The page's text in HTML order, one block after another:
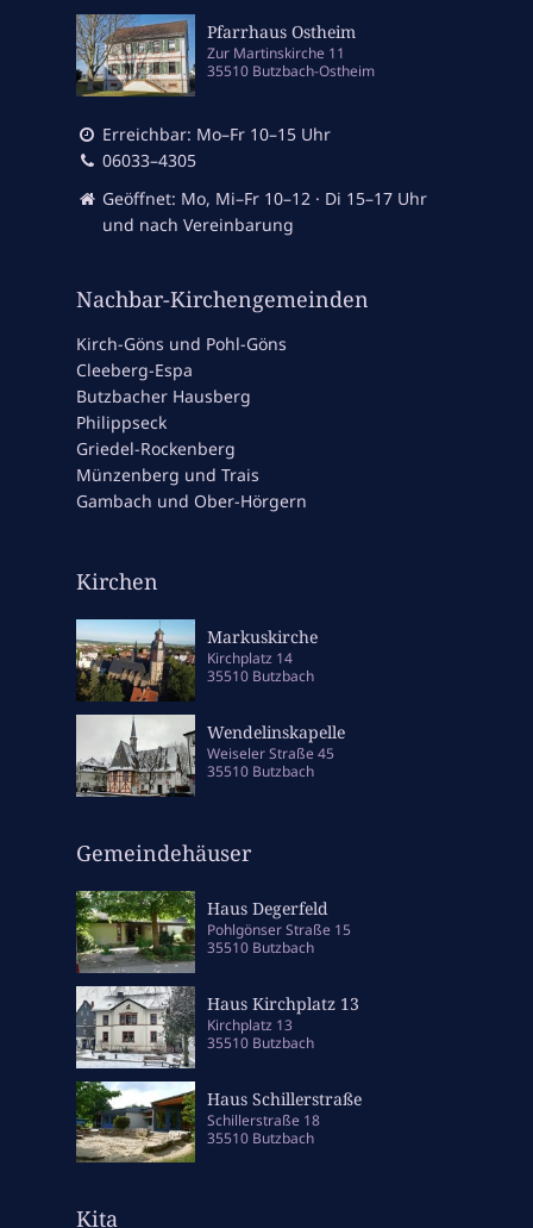
Pfarrhaus Ostheim
Zur Martinskirche 11
35510 Butzbach-Ostheim
Erreichbar: Mo–Fr 10–15 Uhr
06033–4305
Geöffnet: Mo, Mi–Fr 10–12 · Di 15–17 Uhr
und nach Vereinbarung
Nachbar-Kirchengemeinden
Kirch-Göns und Pohl-Göns
Cleeberg-Espa
Butzbacher Hausberg
Philippseck
Griedel-Rockenberg
Münzenberg und Trais
Gambach und Ober-Hörgern
Kirchen
Markuskirche
Kirchplatz 14
35510 Butzbach
Wendelinskapelle
Weiseler Straße 45
35510 Butzbach
Gemeindehäuser
Haus Degerfeld
Pohlgönser Straße 15
35510 Butzbach
Haus Kirchplatz 13
Kirchplatz 13
35510 Butzbach
Haus Schillerstraße
Schillerstraße 18
35510 Butzbach
Kita